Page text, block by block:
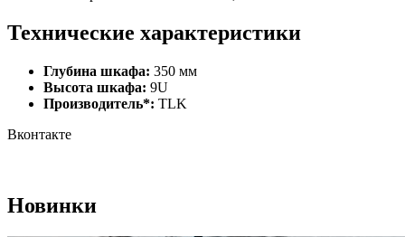
Технические характеристики
Глубина шкафа: 350 мм
Высота шкафа: 9U
Производитель*: TLK
Вконтакте
Новинки